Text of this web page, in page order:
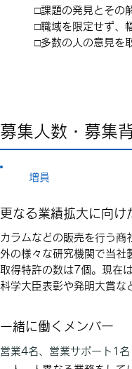
□課題の発見とその
□職域を限定せず、
□多数の人の意見を
募集人数・募集
増員
更なる業績拡大に向け
カラムなどの販売を行う
外の様々な研究機関で当社
取得特許の数は7個。現在
科学大臣表彰や発明大賞な
一緒に働くメンバー
営業4名、営業サポート1